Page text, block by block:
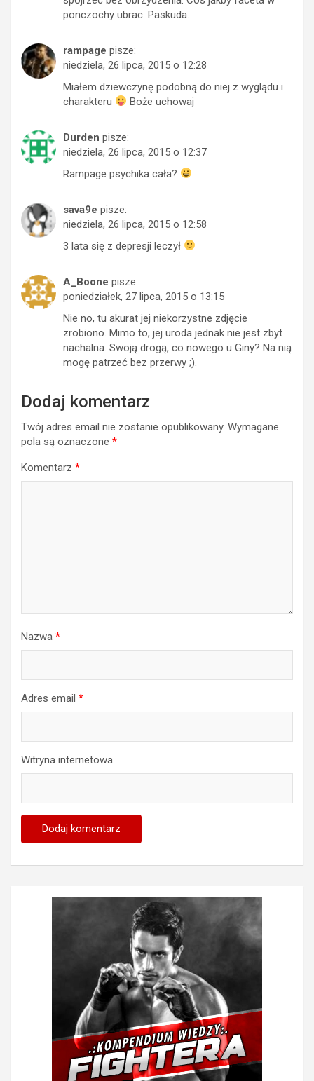
ponczochy ubrac. Paskuda.
rampage pisze:
niedziela, 26 lipca, 2015 o 12:28
Miałem dziewczynę podobną do niej z wyglądu i
charakteru
Boże uchowaj
Durden pisze:
niedziela, 26 lipca, 2015 o 12:37
Rampage psychika cała?
sava9e pisze:
niedziela, 26 lipca, 2015 o 12:58
3 lata się z depresji leczył
A_Boone pisze:
poniedziałek, 27 lipca, 2015 o 13:15
Nie no, tu akurat jej niekorzystne zdjęcie
zrobiono. Mimo to, jej uroda jednak nie jest zbyt
nachalna. Swoją drogą, co nowego u Giny? Na nią
mogę patrzeć bez przerwy ;).
Dodaj komentarz
Twój adres email nie zostanie opublikowany. Wymagane
pola są oznaczone *
Komentarz *
Nazwa *
Adres email *
Witryna internetowa